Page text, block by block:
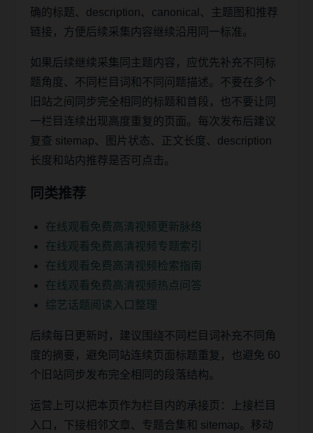
确的标题、description、canonical、主题图和推荐
链接，方便后续采集内容继续沿用同一标准。
如果后续继续采集同主题内容，应优先补充不同标
题角度、不同栏目词和不同问题描述。不要在多个
旧站之间同步完全相同的标题和首段，也不要让同
一栏目连续出现高度重复的页面。每次发布后建议
复查 sitemap、图片状态、正文长度、description
长度和站内推荐是否可点击。
同类推荐
在线观看免费高清视频更新脉络
在线观看免费高清视频专题索引
在线观看免费高清视频检索指南
在线观看免费高清视频热点问答
综艺话题阅读入口整理
后续每日更新时，建议围绕不同栏目词补充不同角
度的摘要，避免同站连续页面标题重复，也避免 60
个旧站同步发布完全相同的段落结构。
运营上可以把本页作为栏目内的承接页：上接栏目
入口，下接相邻文章、专题合集和 sitemap。移动